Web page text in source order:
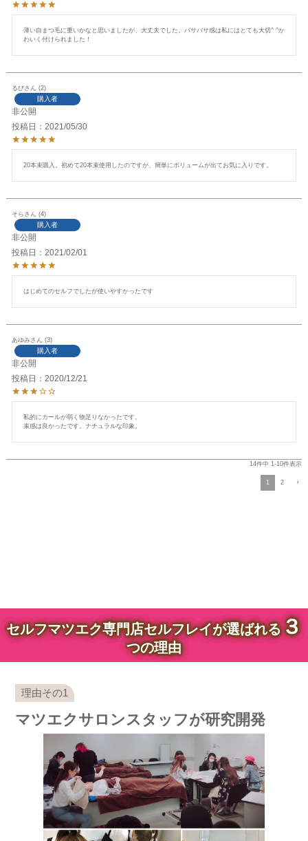
薄い自まつ毛に重いかなと思いましたが、大丈夫でした。バサバサ感は私にはとても大切^ ^か
わいく付けられました！
るび 2
購入者
非公開
投稿日
2021/05/30
20本束購入。初めて20本束使用したのですが、簡単にボリュームが出てお気に入りです。
そら 4
購入者
非公開
投稿日
2021/02/01
はじめてのセルフでしたが使いやすかったです
あゆみ 3
購入者
非公開
投稿日
2020/12/21
私的にカールが弱く物足りなかったです。
束感は良かったです。ナチュラルな印象。
14件中 1-10件表示
1 2
セルフマツエク専門店セルフレイが選ばれる３
つの理由
マツエクサロンスタッフが研究開発